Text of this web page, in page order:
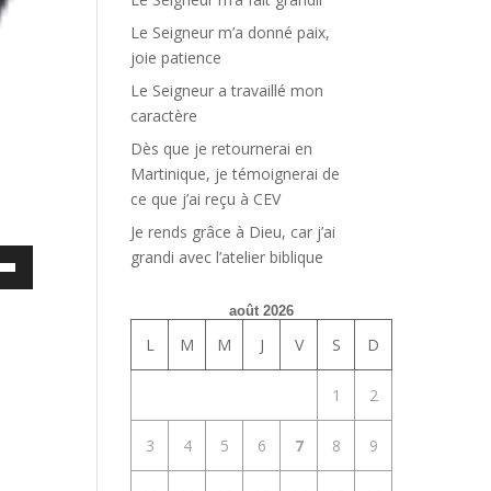
Le Seigneur m’a donné paix,
joie patience
Le Seigneur a travaillé mon
caractère
Dès que je retournerai en
Martinique, je témoignerai de
ce que j’ai reçu à CEV
Je rends grâce à Dieu, car j’ai
grandi avec l’atelier biblique
août 2026
L M M J V S D
1 2
3 4 5 6 7 8 9